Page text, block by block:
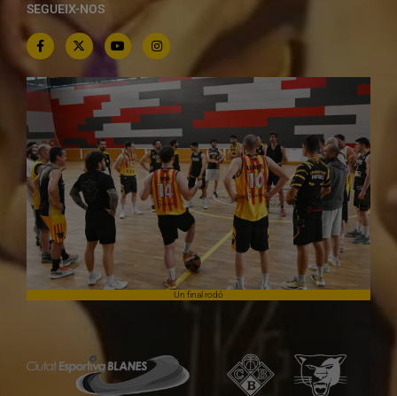
SEGUEIX-NOS
Un final rodó